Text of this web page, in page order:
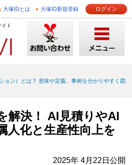
大塚IDとは 大塚ID新規登録 ログイン
ト
ョン）とは？ 意味や定義、事例を分かりやすく図
解決！ AI見積りやAI
人化と生産性向上を
2025年 4月22日公開